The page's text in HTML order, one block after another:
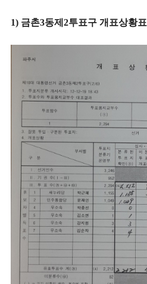
1) 금촌3동제2투표구 개표상황표